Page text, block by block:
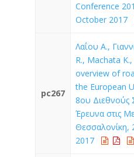
Conference
October 2017
pc267
Λαΐου Α.,
R., Machata
overview of
the European
8ου Διεθνούς
Έρευνα στις
Θεσσαλονίκη,
2017